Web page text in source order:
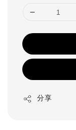
分享